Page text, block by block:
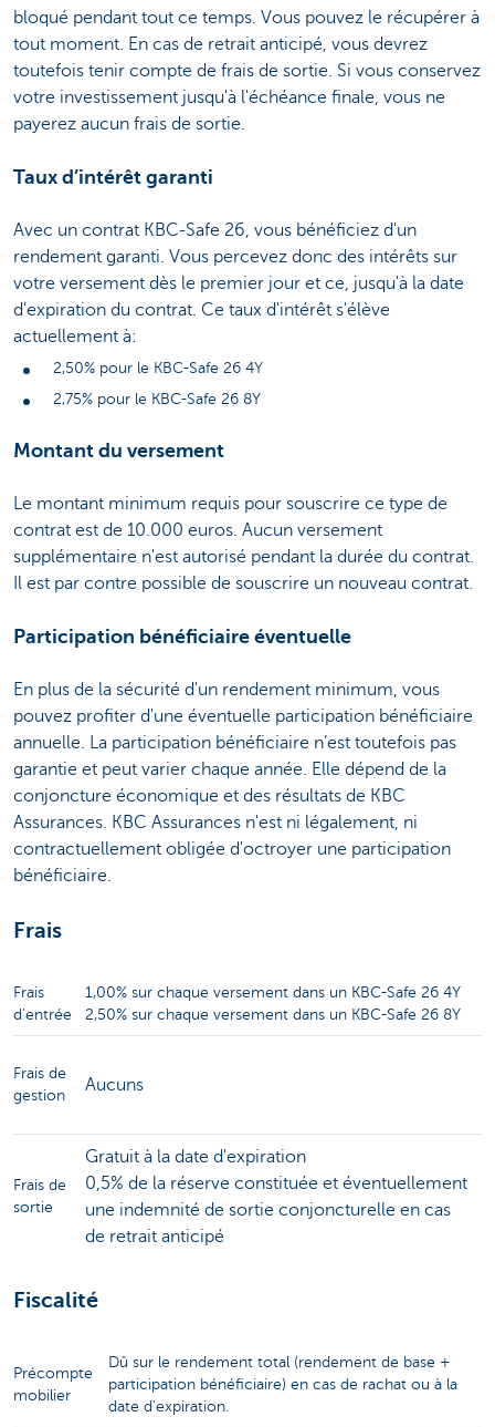
bloqué pendant tout ce temps. Vous pouvez le récupérer à
tout moment. En cas de retrait anticipé, vous devrez
toutefois tenir compte de frais de sortie. Si vous conservez
votre investissement jusqu'à l'échéance finale, vous ne
payerez aucun frais de sortie.
Taux d’intérêt garanti
Avec un contrat KBC-Safe 26, vous bénéficiez d'un
rendement garanti. Vous percevez donc des intérêts sur
votre versement dès le premier jour et ce, jusqu'à la date
d'expiration du contrat. Ce taux d'intérêt s'élève
actuellement à:
2,50% pour le KBC-Safe 26 4Y
2,75% pour le KBC-Safe 26 8Y
Montant du versement
Le montant minimum requis pour souscrire ce type de
contrat est de 10.000 euros. Aucun versement
supplémentaire n'est autorisé pendant la durée du contrat.
Il est par contre possible de souscrire un nouveau contrat.
Participation bénéficiaire éventuelle
En plus de la sécurité d'un rendement minimum, vous
pouvez profiter d'une éventuelle participation bénéficiaire
annuelle. La participation bénéficiaire n’est toutefois pas
garantie et peut varier chaque année. Elle dépend de la
conjoncture économique et des résultats de KBC
Assurances. KBC Assurances n'est ni légalement, ni
contractuellement obligée d'octroyer une participation
bénéficiaire.
Frais
Frais
d'entrée
1,00% sur chaque versement dans un KBC-Safe 26 4Y
2,50% sur chaque versement dans un KBC-Safe 26 8Y
Frais de
gestion
Aucuns
Frais de
sortie
Gratuit à la date d'expiration
0,5% de la réserve constituée et éventuellement
une indemnité de sortie conjoncturelle en cas
de retrait anticipé
Fiscalité
Précompte
mobilier
Dû sur le rendement total (rendement de base +
participation bénéficiaire) en cas de rachat ou à la
date d'expiration.